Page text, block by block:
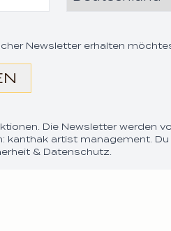
Newsletter erhalten
Die Newsletter werden
kanthak artist management.
& Datenschutz.